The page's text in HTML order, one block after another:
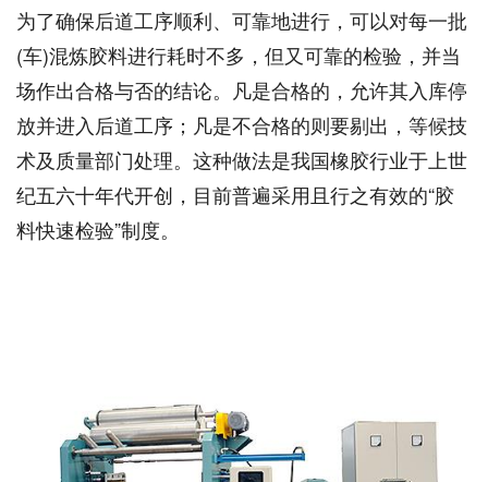
为了确保后道工序顺利、可靠地进行，可以对每一批
(车)混炼胶料进行耗时不多，但又可靠的检验，并当
场作出合格与否的结论。凡是合格的，允许其入库停
放并进入后道工序；凡是不合格的则要剔出，等候技
术及质量部门处理。这种做法是我国橡胶行业于上世
纪五六十年代开创，目前普遍采用且行之有效的“胶
料快速检验”制度。